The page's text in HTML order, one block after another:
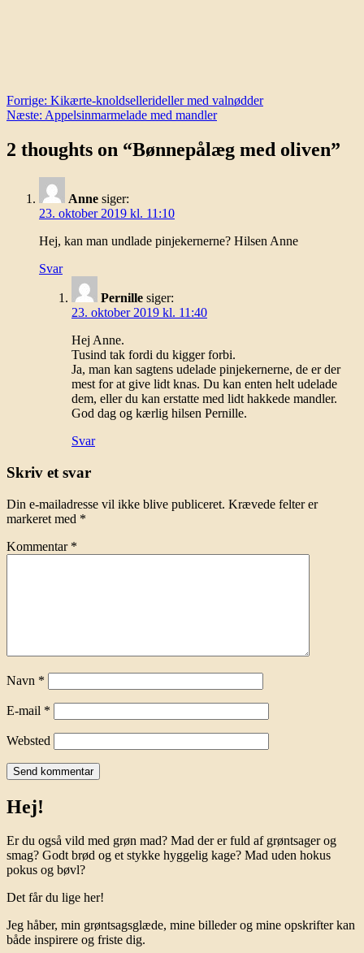
Indlægsnavigation
Forrige: Kikærte-knoldsellerideller med valnødder
Næste: Appelsinmarmelade med mandler
2 thoughts on “Bønnepålæg med oliven”
Anne siger:
23. oktober 2019 kl. 11:10
Hej, kan man undlade pinjekernerne? Hilsen Anne
Svar
Pernille siger:
23. oktober 2019 kl. 11:40
Hej Anne.
Tusind tak fordi du kigger forbi.
Ja, man kan sagtens udelade pinjekernerne, de er der
mest for at give lidt knas. Du kan enten helt udelade
dem, eller du kan erstatte med lidt hakkede mandler.
God dag og kærlig hilsen Pernille.
Svar
Skriv et svar
Din e-mailadresse vil ikke blive publiceret. Krævede felter er
markeret med *
Kommentar *
Navn *
E-mail *
Websted
Hej!
Er du også vild med grøn mad? Mad der er fuld af grøntsager og
smag? Godt brød og et stykke hyggelig kage? Mad uden hokus
pokus og bøvl?
Det får du lige her!
Jeg håber, min grøntsagsglæde, mine billeder og mine opskrifter kan
både inspirere og friste dig.